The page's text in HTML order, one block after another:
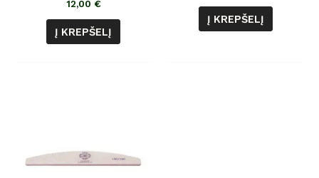
12,00 €
Į KREPŠELĮ
Į KREPŠELĮ